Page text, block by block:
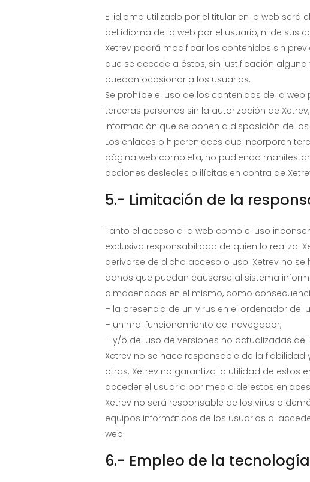
El idioma utilizado por el titular en la web
del idioma de la web por el usuario, ni de sus
Xetrev podrá modificar los contenidos sin
que se accede a éstos, sin justificación
puedan ocasionar a los usuarios.
Se prohíbe el uso de los contenidos de la
terceras personas sin la autorización de
información que se ponen a disposición de
Los enlaces o hiperenlaces que incorporen
página web completa, no pudiendo
acciones desleales o ilícitas en contra de
5.- Limitación de la
Tanto el acceso a la web como el uso
exclusiva responsabilidad de quien lo realiza.
derivarse de dicho acceso o uso. Xetrev no
daños que puedan causarse al sistema
almacenados en el mismo, como
– la presencia de un virus en el ordenador
– un mal funcionamiento del navegador,
– y/o del uso de versiones no actualizadas del
Xetrev no se hace responsable de la
otras. Xetrev no garantiza la utilidad de estos
acceder el usuario por medio de estos
Xetrev no será responsable de los virus o
equipos informáticos de los usuarios al
web.
6.- Empleo de la tecnología